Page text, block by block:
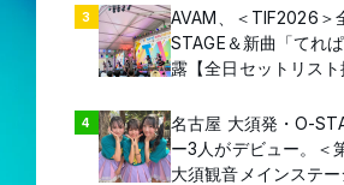
3
AVAM、＜TIF2026＞
STAGE＆新曲「てれ
露【全日セットリスト
4
名古屋 大須発・O-
ー3人がデビュー。＜
大須観音メインステ